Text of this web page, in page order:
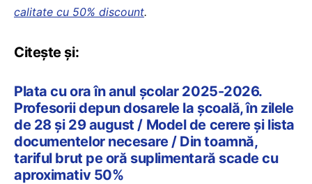
calitate cu 50% discount.
Citește și:
Plata cu ora în anul școlar 2025-2026.
Profesorii depun dosarele la școală, în zilele
de 28 și 29 august / Model de cerere și lista
documentelor necesare / Din toamnă,
tariful brut pe oră suplimentară scade cu
aproximativ 50%